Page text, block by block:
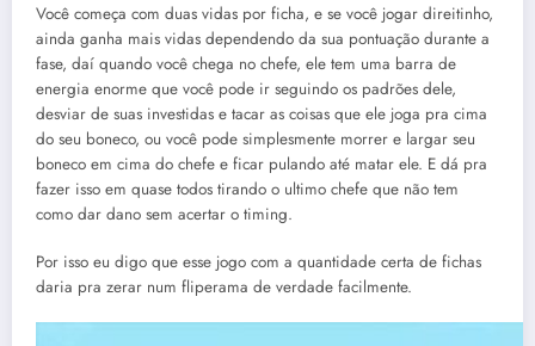
Você começa com duas vidas por ficha, e se você jogar direitinho,
ainda ganha mais vidas dependendo da sua pontuação durante a
fase, daí quando você chega no chefe, ele tem uma barra de
energia enorme que você pode ir seguindo os padrões dele,
desviar de suas investidas e tacar as coisas que ele joga pra cima
do seu boneco, ou você pode simplesmente morrer e largar seu
boneco em cima do chefe e ficar pulando até matar ele. E dá pra
fazer isso em quase todos tirando o ultimo chefe que não tem
como dar dano sem acertar o timing.
Por isso eu digo que esse jogo com a quantidade certa de fichas
daria pra zerar num fliperama de verdade facilmente.